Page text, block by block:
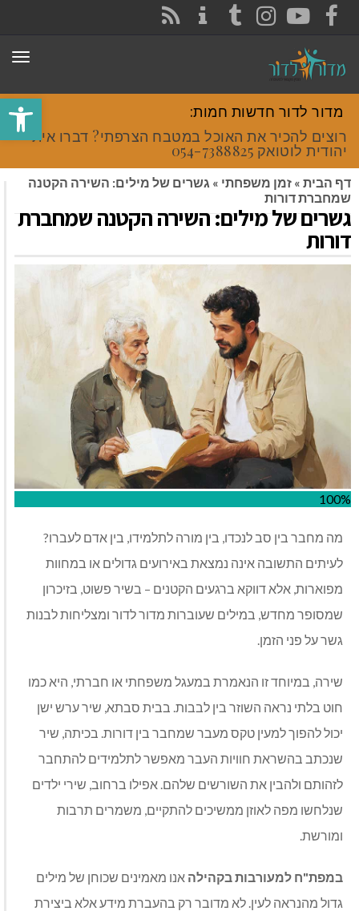
פתח
FACEBOOK
YOUTUBE
INSTAGRAM
TUMBLR
מדור לדור חדשות חמות:
רוצים להכיר את האוכל במטבח הצרפתי? דברו איתי
יהודית לוטואק 054-7388825.
דף הבית » זמן משפחתי » גשרים של מילים: השירה הקטנה
שמחברת דורות
גשרים של מילים: השירה הקטנה שמחברת
דורות
100%
מה מחבר בין סב לנכדו, בין מורה לתלמידו, בין אדם לעברו?
לעיתים התשובה אינה נמצאת באירועים גדולים או במחוות
מפוארות, אלא דווקא ברגעים הקטנים – בשיר פשוט, בזיכרון
שמסופר מחדש, במילים שעוברות מדור לדור ומצליחות לבנות
גשר על פני הזמן.
שירה, במיוחד זו הנאמרת במעגל משפחתי או חברתי, היא כמו
חוט בלתי נראה השוזר בין לבבות. בבית סבתא, שיר ערש ישן
יכול להפוך למעין טקס מעבר שמחבר בין דורות. בכיתה, שיר
שנכתב בהשראת חוויות העבר מאפשר לתלמידים להתחבר
לזהותם ולהבין את השורשים שלהם. אפילו ברחוב, שירי ילדים
שנלחשו מפה לאוזן ממשיכים להתקיים, משמרים תרבות
ומורשת.
במפת"ח למעורבות בקהילה אנו מאמינים שכוחן של מילים
גדול מהנראה לעין. לא מדובר רק בהעברת מידע אלא ביצירת